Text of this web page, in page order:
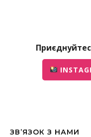
ЗВ’ЯЗОК З НАМИ